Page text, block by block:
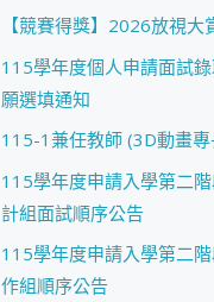
【競賽得獎】2026放視大
115學年度個人申請面試
願選填通知
115-1兼任教師 (3D動畫
115學年度申請入學第二
計組面試順序公告
115學年度申請入學第二
作組順序公告